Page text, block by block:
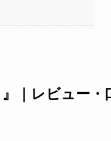
』｜レビュー・